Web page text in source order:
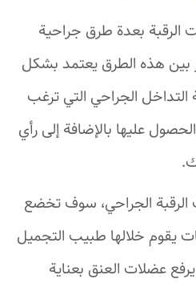
بعدة طرق جراحية
بين هذه الطرق يعتمد بشكل
الجراحي التي ترغب
عليها بالإضافة إلى رأي
الجراحي، سوف تخضع
يقوم خلالها طبيب التجميل
عضلات العنق بعناية